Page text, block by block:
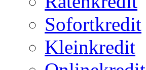
Sofortkredit
Kleinkredit